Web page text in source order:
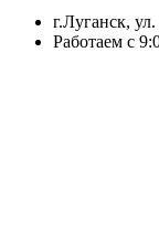
г.Луганск,
Работаем с